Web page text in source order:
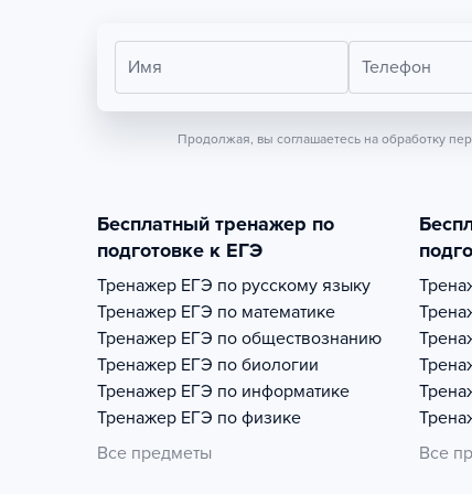
Имя Телефон
Продолжая, вы соглашаетесь на обработку
Бесплатный тренажер по
подготовке к ЕГЭ
Тренажер ЕГЭ по русскому языку
Тренажер ЕГЭ по математике
Тренажер ЕГЭ по обществознанию
Тренажер ЕГЭ по биологии
Тренажер ЕГЭ по информатике
Тренажер ЕГЭ по физике
Все предметы
Все